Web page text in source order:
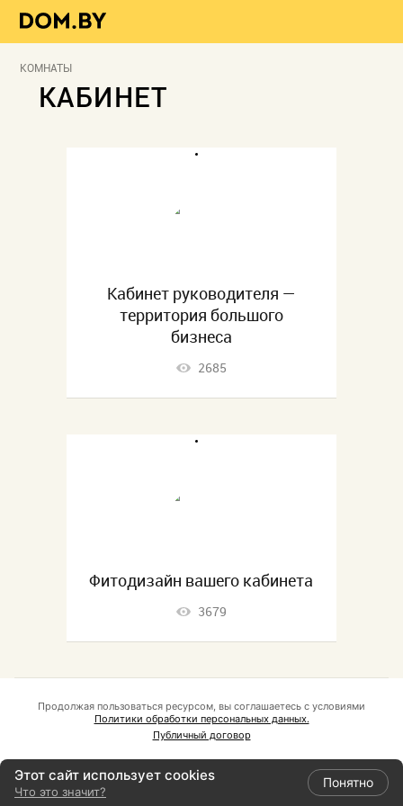
КОМНАТЫ
КАБИНЕТ
Кабинет руководителя —
территория большого
бизнеса
2685
Фитодизайн вашего кабинета
3679
Продолжая пользоваться ресурсом, вы соглашаетесь с условиями
Политики обработки персональных данных.
Публичный договор
Этот сайт использует cookies
Что это значит?
Понятно